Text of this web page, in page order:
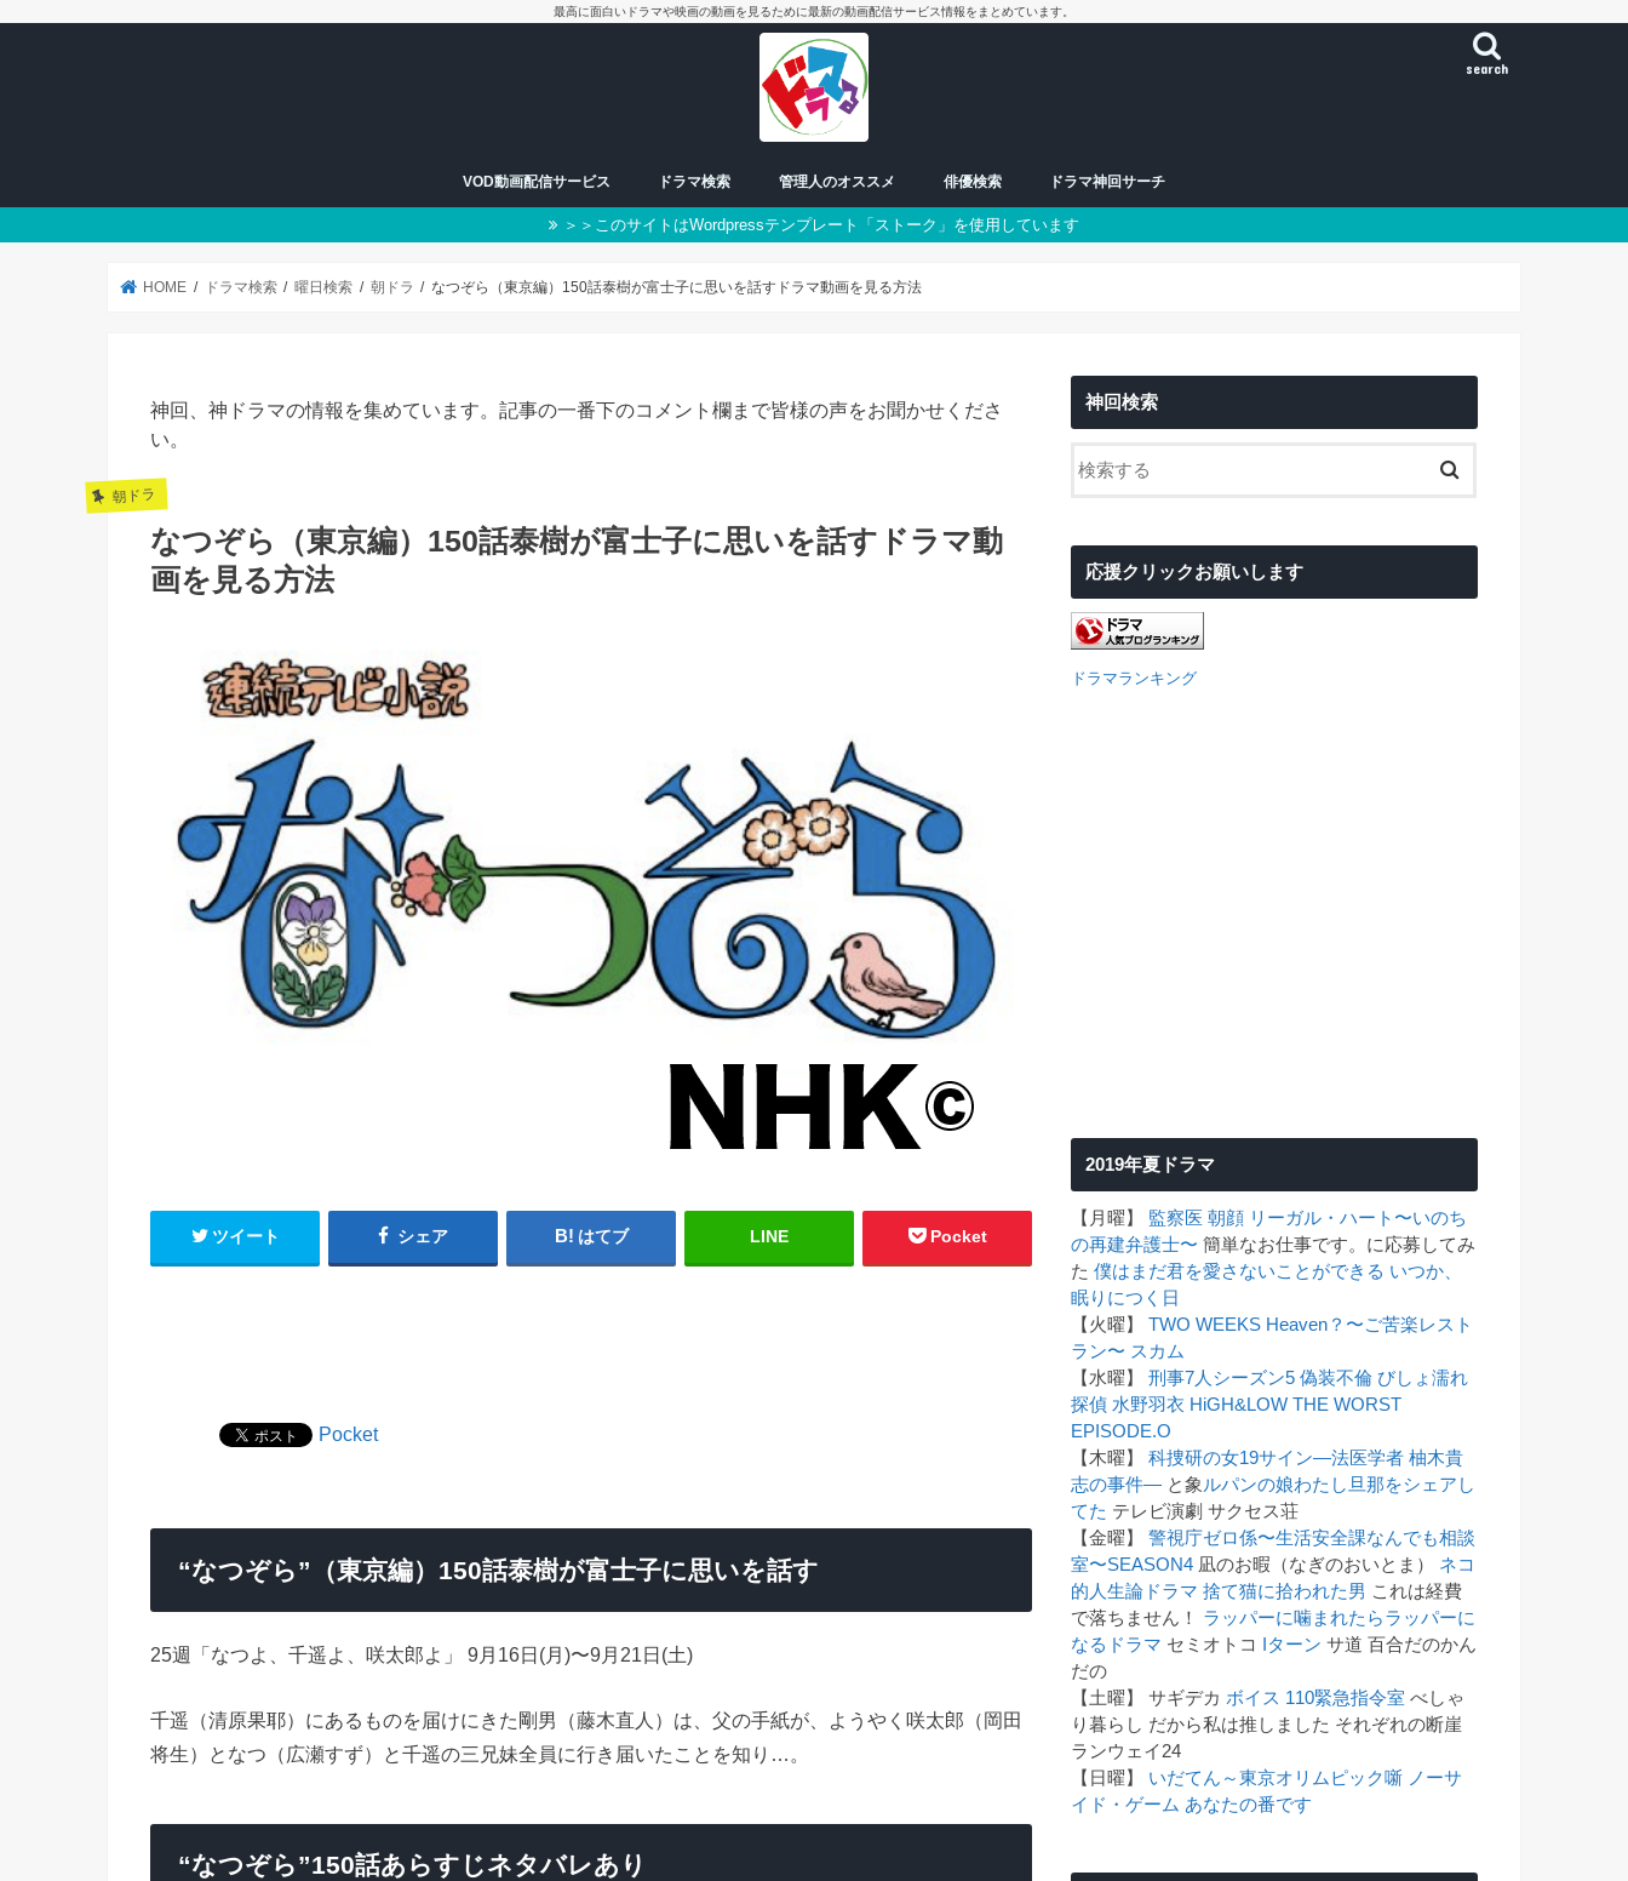
最高に面白いドラマや映画の動画を見るために最新の動画配信サービス情報をまとめています。
search
VOD動画配信サービス ドラマ検索
放送中ドラマ
50音別検索
番組一覧表
曜日検索 朝ドラ
日曜日
月曜日
火曜日
水曜日
木曜日
金曜日
土曜日
スペシャル
管理人のオススメ 俳優検索
男優
女優
ドラマ神回サーチ
＞＞このサイトはWordpressテンプレート「ストーク」を使用しています
HOME ドラマ検索 曜日検索 朝ドラ なつぞら（東京編）150話泰樹が富士子に思いを話すドラマ動画を見る方法
神回、神ドラマの情報を集めています。記事の一番下のコメント欄まで皆様の声をお聞かせくださ
い。
朝ドラ
なつぞら（東京編）150話泰樹が富士子に思いを話すドラマ動
画を見る方法
ツイート シェア はてブ LINE Pocket
Pocket
“なつぞら”（東京編）150話泰樹が富士子に思いを話す
25週「なつよ、千遥よ、咲太郎よ」 9月16日(月)〜9月21日(土)
千遥（清原果耶）にあるものを届けにきた剛男（藤木直人）は、父の手紙が、ようやく咲太郎（岡田
将生）となつ（広瀬すず）と千遥の三兄妹全員に行き届いたことを知り…。
“なつぞら”150話あらすじネタバレあり
神回検索
応援クリックお願いします
ドラマランキング
2019年夏ドラマ
【月曜】 監察医 朝顔 リーガル・ハート〜いのち
の再建弁護士〜 簡単なお仕事です。に応募してみ
た 僕はまだ君を愛さないことができる いつか、
眠りにつく日
【火曜】 TWO WEEKS Heaven？〜ご苦楽レスト
ラン〜 スカム
【水曜】 刑事7人シーズン5 偽装不倫 びしょ濡れ
探偵 水野羽衣 HiGH&LOW THE WORST
EPISODE.O
【木曜】 科捜研の女19サイン―法医学者 柚木貴
志の事件― と象 ルパンの娘わたし旦那をシェアし
てた テレビ演劇 サクセス荘
【金曜】 警視庁ゼロ係〜生活安全課なんでも相談
室〜SEASON4 凪のお暇（なぎのおいとま） ネコ
的人生論ドラマ 捨て猫に拾われた男 これは経費
で落ちません！ ラッパーに噛まれたらラッパーに
なるドラマ セミオトコ Iターン サ道 百合だのかん
だの
【土曜】 サギデカ ボイス 110緊急指令室 べしゃ
り暮らし だから私は推しました それぞれの断崖
ランウェイ24
【日曜】 いだてん～東京オリムピック噺 ノーサ
イド・ゲーム あなたの番です